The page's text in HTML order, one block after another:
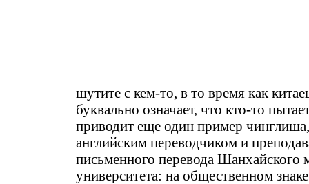
шутите с кем-то, в то время как
буквально означает, что кто-то
приводит еще один пример
английским переводчиком и
письменного перевода Шанхайского
университета: на общественном